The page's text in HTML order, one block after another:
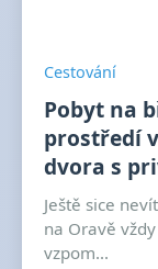
Cestování
Pobyt na
prostředí
dvora s
Ještě sice
na Oravě
vzpom...